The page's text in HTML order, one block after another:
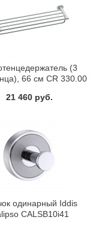
(3
66 см CR 330.00
21 460 руб.
одинарный Iddis
CALSB10i41